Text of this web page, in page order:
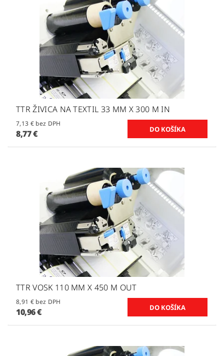
TTR ŽIVICA NA TEXTIL 33 MM X 300 M IN
7,13 € bez DPH
8,77 €
TTR VOSK 110 MM X 450 M OUT
8,91 € bez DPH
10,96 €